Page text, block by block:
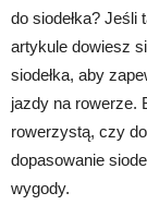
do siodełka? Jeśli
artykule dowiesz
siodełka, aby
jazdy na rowerze.
rowerzystą, czy
dopasowanie
wygody.